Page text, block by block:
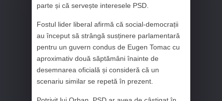
parte și că servește interesele PSD.
Fostul lider liberal afirmă că social-democrații
au început să strângă susținere parlamentară
pentru un guvern condus de Eugen Tomac cu
aproximativ două săptămâni înainte de
desemnarea oficială și consideră că un
scenariu similar se repetă în prezent.